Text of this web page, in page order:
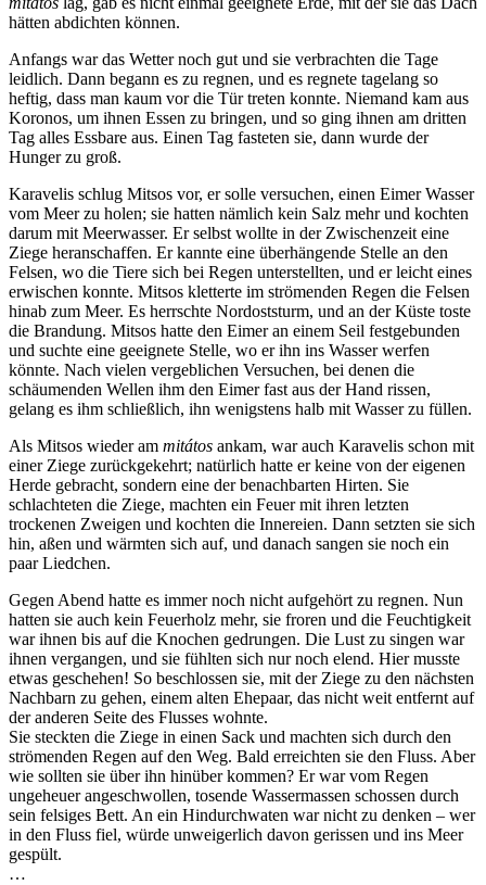
hätten abdichten können.
Anfangs war das Wetter noch gut und sie verbrachten die Tage
leidlich. Dann begann es zu regnen, und es regnete tagelang so
heftig, dass man kaum vor die Tür treten konnte. Niemand kam aus
Koronos, um ihnen Essen zu bringen, und so ging ihnen am dritten
Tag alles Essbare aus. Einen Tag fasteten sie, dann wurde der
Hunger zu groß.
Karavelis schlug Mitsos vor, er solle versuchen, einen Eimer Wasser
vom Meer zu holen; sie hatten nämlich kein Salz mehr und kochten
darum mit Meerwasser. Er selbst wollte in der Zwischenzeit eine
Ziege heranschaffen. Er kannte eine überhängende Stelle an den
Felsen, wo die Tiere sich bei Regen unterstellten, und er leicht eines
erwischen konnte. Mitsos kletterte im strömenden Regen die Felsen
hinab zum Meer. Es herrschte Nordoststurm, und an der Küste toste
die Brandung. Mitsos hatte den Eimer an einem Seil festgebunden
und suchte eine geeignete Stelle, wo er ihn ins Wasser werfen
könnte. Nach vielen vergeblichen Versuchen, bei denen die
schäumenden Wellen ihm den Eimer fast aus der Hand rissen,
gelang es ihm schließlich, ihn wenigstens halb mit Wasser zu füllen.
Als Mitsos wieder am mitátos ankam, war auch Karavelis schon mit
einer Ziege zurückgekehrt; natürlich hatte er keine von der eigenen
Herde gebracht, sondern eine der benachbarten Hirten. Sie
schlachteten die Ziege, machten ein Feuer mit ihren letzten
trockenen Zweigen und kochten die Innereien. Dann setzten sie sich
hin, aßen und wärmten sich auf, und danach sangen sie noch ein
paar Liedchen.
Gegen Abend hatte es immer noch nicht aufgehört zu regnen. Nun
hatten sie auch kein Feuerholz mehr, sie froren und die Feuchtigkeit
war ihnen bis auf die Knochen gedrungen. Die Lust zu singen war
ihnen vergangen, und sie fühlten sich nur noch elend. Hier musste
etwas geschehen! So beschlossen sie, mit der Ziege zu den nächsten
Nachbarn zu gehen, einem alten Ehepaar, das nicht weit entfernt auf
der anderen Seite des Flusses wohnte.
Sie steckten die Ziege in einen Sack und machten sich durch den
strömenden Regen auf den Weg. Bald erreichten sie den Fluss. Aber
wie sollten sie über ihn hinüber kommen? Er war vom Regen
ungeheuer angeschwollen, tosende Wassermassen schossen durch
sein felsiges Bett. An ein Hindurchwaten war nicht zu denken – wer
in den Fluss fiel, würde unweigerlich davon gerissen und ins Meer
gespült.
…